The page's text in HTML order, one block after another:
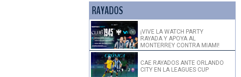
RAYADOS
¡VIVE LA WATCH PARTY
RAYADA Y APOYA AL
MONTERREY CONTRA MIAMI!
CAE RAYADOS ANTE ORLANDO
CITY EN LA LEAGUES CUP